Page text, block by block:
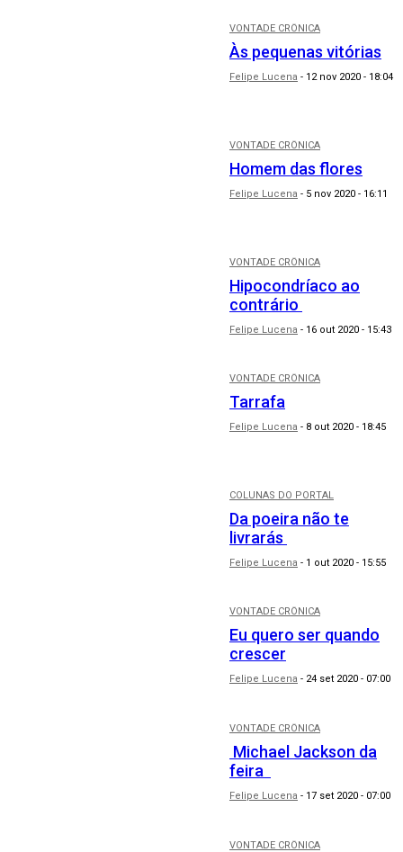
VONTADE CRÔNICA
Às pequenas vitórias
Felipe Lucena - 12 nov 2020 - 18:04
VONTADE CRÔNICA
Homem das flores
Felipe Lucena - 5 nov 2020 - 16:11
VONTADE CRÔNICA
Hipocondríaco ao
contrário
Felipe Lucena - 16 out 2020 - 15:43
VONTADE CRÔNICA
Tarrafa
Felipe Lucena - 8 out 2020 - 18:45
COLUNAS DO PORTAL
Da poeira não te
livrarás
Felipe Lucena - 1 out 2020 - 15:55
VONTADE CRÔNICA
Eu quero ser quando
crescer
Felipe Lucena - 24 set 2020 - 07:00
VONTADE CRÔNICA
Michael Jackson da
feira
Felipe Lucena - 17 set 2020 - 07:00
VONTADE CRÔNICA